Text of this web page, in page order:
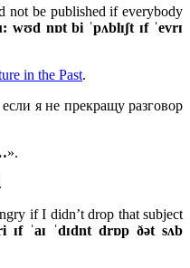
not be published if everybody
wʊd nɒt bi ˈpʌblɪʃt ɪf ˈevrɪ
in the Past.
я не прекращу разговор
».
if I didn’t drop that subject
ɪf ˈaɪ ˈdɪdnt drɒp ðət sʌb